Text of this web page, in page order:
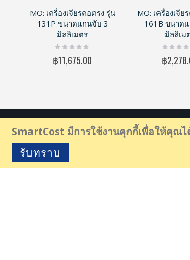
SmartCost มีการใช้งานคุกกี้เพื่อให้คุณ
รับทราบ
MO: เครื่องเจียรคอตรง รุ่น
131P ขนาดแกนจับ 3
มิลลิเมตร
Rating:
0%
฿11,675.00
MO: เครื่องเจีย
161B ขนาด
มิลลิเม
Rating:
0%
฿